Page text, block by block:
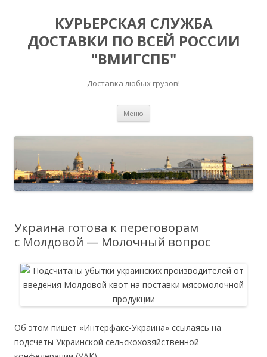
КУРЬЕРСКАЯ СЛУЖБА
ДОСТАВКИ ПО ВСЕЙ РОССИИ
"ВМИГСПБ"
Доставка любых грузов!
Меню
Украина готова к переговорам
с Молдовой — Молочный вопрос
Об этом пишет «Интерфакс-Украина» ссылаясь на
подсчеты Украинской сельскохозяйственной